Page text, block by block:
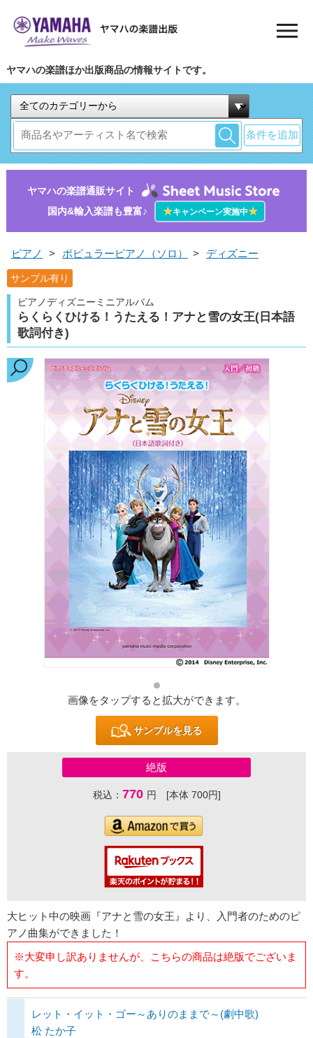
ヤマハの楽譜ほか出版商品の情報サイトです。
条件を追加
ヤマハの楽譜通販サイト
国内&輸入楽譜も豊富♪
★キャンペーン実施中★
ピアノ > ポピュラーピアノ（ソロ） > ディズニー
サンプル有り
ピアノディズニーミニアルバム
らくらくひける！うたえる！アナと雪の女王(日本語
歌詞付き)
画像をタップすると拡大ができます。
サンプルを見る
絶版
税込： 770 円 [本体 700円]
大ヒット中の映画『アナと雪の女王』より、入門者のためのピ
アノ曲集ができました！
※大変申し訳ありませんが、こちらの商品は絶版でございま
す。
レット・イット・ゴー～ありのままで～(劇中歌)
松 たか子